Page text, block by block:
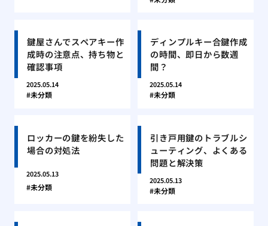
鍵屋さんでスペアキー作
成時の注意点、持ち物と
確認事項
2025.05.14
未分類
ディンプルキー合鍵作成
の時間、即日から数週
間？
2025.05.14
未分類
ロッカーの鍵を紛失した
場合の対処法
2025.05.13
未分類
引き戸用鍵のトラブルシ
ューティング、よくある
問題と解決策
2025.05.13
未分類